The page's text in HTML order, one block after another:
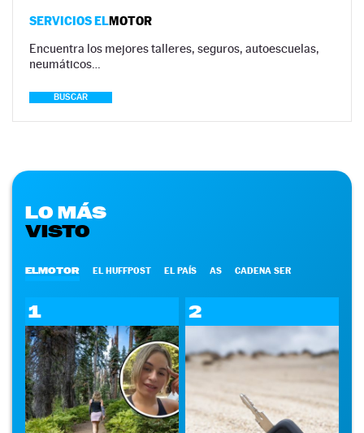
SERVICIOS ELMOTOR
Encuentra los mejores talleres, seguros, autoescuelas,
neumáticos…
BUSCAR
LO MÁS
VISTO
ELMOTOR EL HUFFPOST EL PAÍS AS CADENA SER
1 2